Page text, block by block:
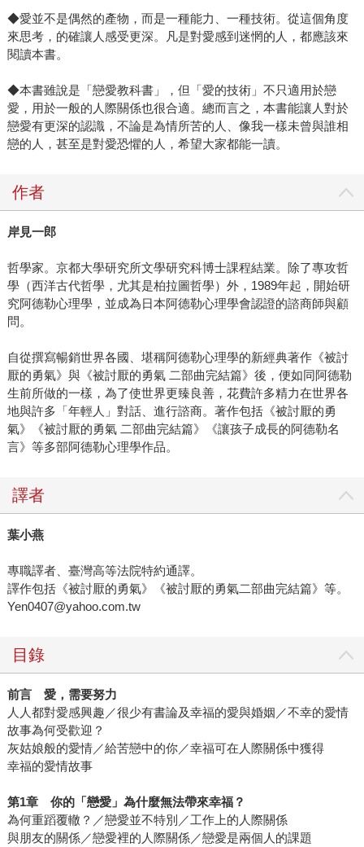
◆愛並不是偶然的產物，而是一種能力、一種技術。從這個角度
來思考，的確讓人感受更深。凡是對愛感到迷惘的人，都應該來
閱讀本書。
◆本書雖說是「戀愛教科書」，但「愛的技術」不只適用於戀
愛，用於一般的人際關係也很合適。總而言之，本書能讓人對於
戀愛有更深的認識，不論是為情所苦的人、像我一樣未曾與誰相
戀的人，甚至是對愛恐懼的人，希望大家都能一讀。
作者
岸見一郎
哲學家。京都大學研究所文學研究科博士課程結業。除了專攻哲
學（西洋古代哲學，尤其是柏拉圖哲學）外，1989年起，開始研
究阿德勒心理學，並成為日本阿德勒心理學會認證的諮商師與顧
問。
自從撰寫暢銷世界各國、堪稱阿德勒心理學的新經典著作《被討
厭的勇氣》與《被討厭的勇氣 二部曲完結篇》後，便如同阿德勒
生前所做的一樣，為了使世界更臻良善，花費許多精力在世界各
地與許多「年輕人」對話、進行諮商。著作包括《被討厭的勇
氣》《被討厭的勇氣 二部曲完結篇》《讓孩子成長的阿德勒名
言》等多部阿德勒心理學作品。
譯者
葉小燕
專職譯者、臺灣高等法院特約通譯。
譯作包括《被討厭的勇氣》《被討厭的勇氣二部曲完結篇》等。
Yen0407@yahoo.com.tw
目錄
前言 愛，需要努力
人人都對愛感興趣／很少有書論及幸福的愛與婚姻／不幸的愛情
故事為何受歡迎？
灰姑娘般的愛情／給苦戀中的你／幸福可在人際關係中獲得
幸福的愛情故事
第1章 你的「戀愛」為什麼無法帶來幸福？
為何重蹈覆轍？／戀愛並不特別／工作上的人際關係
與朋友的關係／戀愛裡的人際關係／戀愛是兩個人的課題